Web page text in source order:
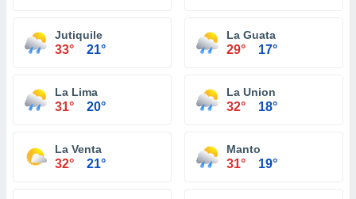
Jutiquile
33° 21°
La Guata
29° 17°
La Lima
31° 20°
La Union
32° 18°
La Venta
32° 21°
Manto
31° 19°